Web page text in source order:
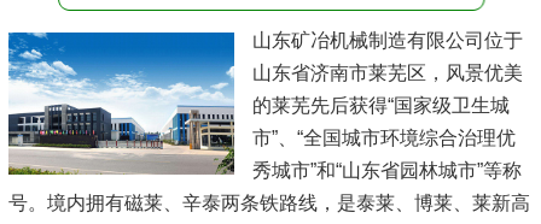
山东矿冶机械制造有限公司位于
山东省济南市莱芜区，风景优美
的莱芜先后获得“国家级卫生城
市”、“全国城市环境综合治理优
秀城市”和“山东省园林城市”等称
号。境内拥有磁莱、辛泰两条铁路线，是泰莱、博莱、莱新高